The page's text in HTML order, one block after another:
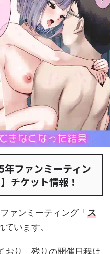
年ファンミーティン
チケット情報！
ァンミーティング「 ス
ています。
おり、残りの開催日程は